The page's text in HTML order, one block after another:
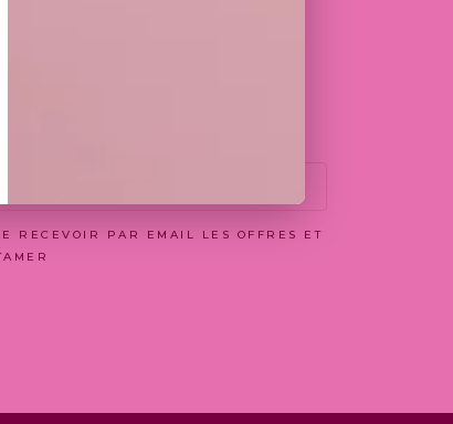
figurant sur ces sites tiers.
RECEVOIR PAR EMAIL LES OFFRES ET